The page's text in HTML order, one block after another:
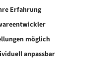
Erfahrung
möglich
anpassbar